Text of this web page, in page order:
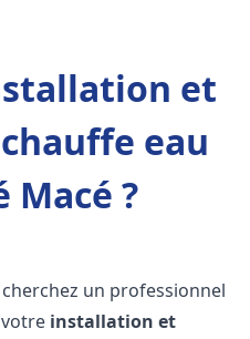
et
eau
Macé ?
un professionnel
installation et